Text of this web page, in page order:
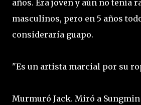
años. Era joven y aún no tenía
masculinos, pero en 5 años
consideraría guapo.
"Es un artista marcial por su
Murmuró Jack. Miró a